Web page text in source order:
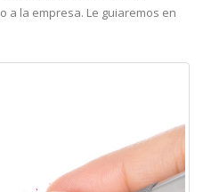
a la empresa. Le guiaremos en